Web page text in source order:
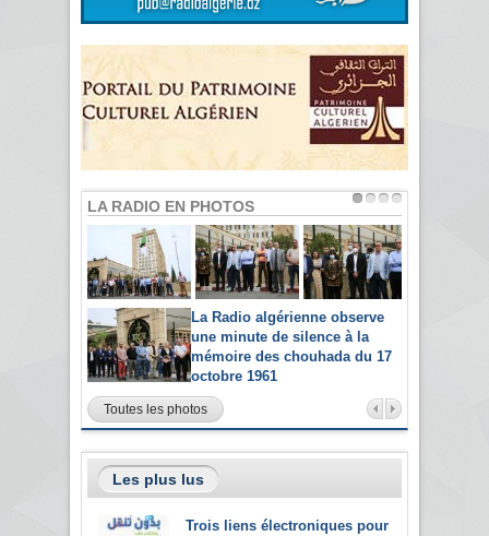
LA RADIO EN PHOTOS
La Radio algérienne observe
une minute de silence à la
mémoire des chouhada du 17
octobre 1961
Toutes les photos
Les plus lus
Trois liens électroniques pour